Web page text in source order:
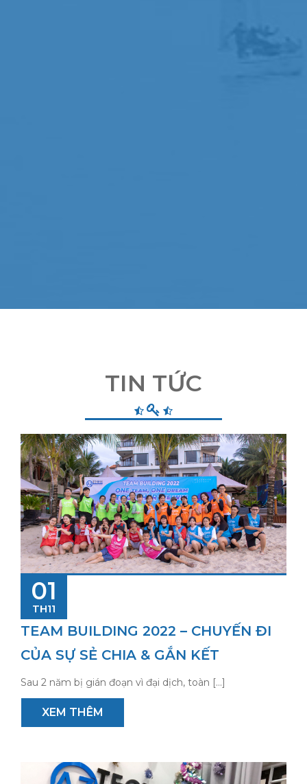
TIN TỨC
01
TH11
TEAM BUILDING 2022 – CHUYẾN ĐI
CỦA SỰ SẺ CHIA & GẮN KẾT
Sau 2 năm bị gián đoạn vì đại dịch, toàn […]
XEM THÊM